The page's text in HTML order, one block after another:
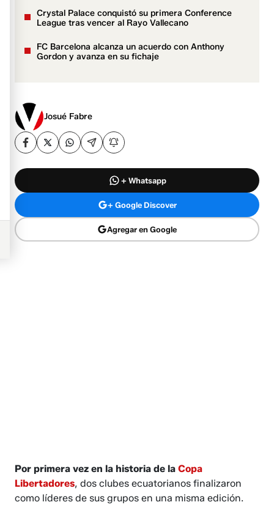
Crystal Palace conquistó su primera Conference
League tras vencer al Rayo Vallecano
FC Barcelona alcanza un acuerdo con Anthony
Gordon y avanza en su fichaje
Josué Fabre
+ Whatsapp
+ Google Discover
Agregar en Google
Por primera vez en la historia de la Copa
Libertadores, dos clubes ecuatorianos finalizaron
como líderes de sus grupos en una misma edición.